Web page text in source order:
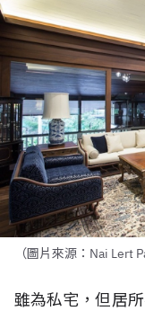
（圖片來源：Nai Lert
雖為私宅，但居